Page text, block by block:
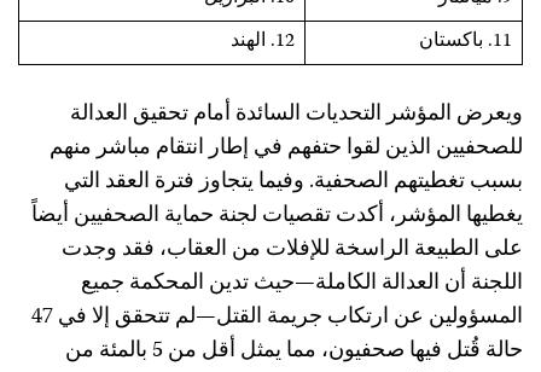
11. باكستان
12. الهند
ويعرض المؤشر التحديات السائدة أمام تحقيق العدالة
للصحفيين الذين لقوا حتفهم في إطار انتقام مباشر منهم
بسبب تغطيتهم الصحفية. وفيما يتجاوز فترة العقد التي
يغطيها المؤشر، أكدت تقصيات لجنة حماية الصحفيين أيضاً
على الطبيعة الراسخة للإفلات من العقاب، فقد وجدت
اللجنة أن العدالة الكاملة—حيث تدين المحكمة جميع
المسؤولين عن ارتكاب جريمة القتل—لم تتحقق إلا في 47
حالة قُتل فيها صحفيون، مما يمثل أقل من 5 بالمئة من